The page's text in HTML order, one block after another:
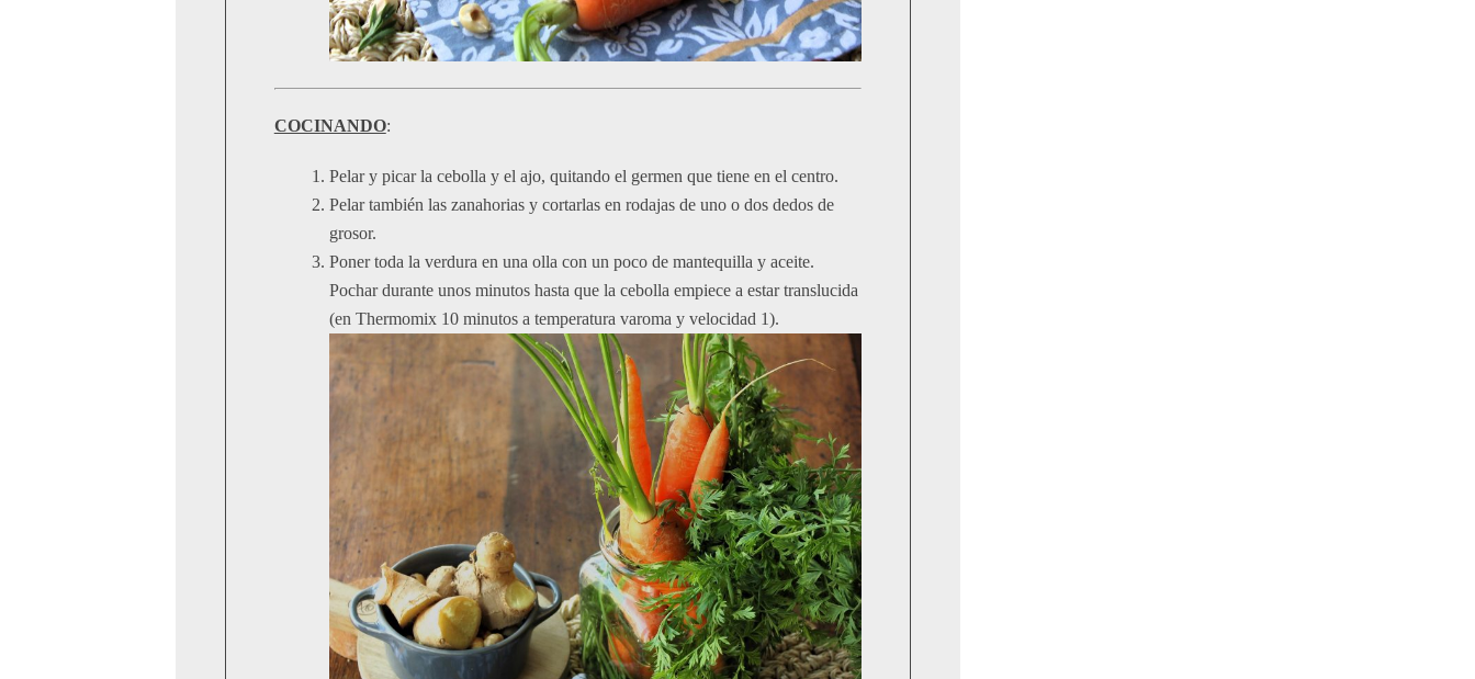
COCINANDO:
Pelar y picar la cebolla y el ajo, quitando el germen que tiene en el centro.
Pelar también las zanahorias y cortarlas en rodajas de uno o dos dedos de
grosor.
Poner toda la verdura en una olla con un poco de mantequilla y aceite.
Pochar durante unos minutos hasta que la cebolla empiece a estar translucida
(en Thermomix 10 minutos a temperatura varoma y velocidad 1).